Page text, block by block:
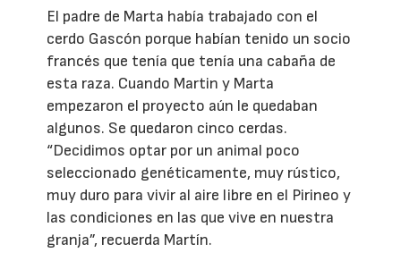
El padre de Marta había trabajado con el
cerdo Gascón porque habían tenido un socio
francés que tenía que tenía una cabaña de
esta raza. Cuando Martin y Marta
empezaron el proyecto aún le quedaban
algunos. Se quedaron cinco cerdas.
“Decidimos optar por un animal poco
seleccionado genéticamente, muy rústico,
muy duro para vivir al aire libre en el Pirineo y
las condiciones en las que vive en nuestra
granja”, recuerda Martín.